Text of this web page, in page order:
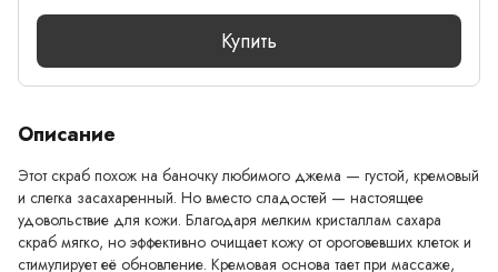
Купить
Описание
Этот скраб похож на баночку любимого джема — густой, кремовый
и слегка засахаренный. Но вместо сладостей — настоящее
удовольствие для кожи. Благодаря мелким кристаллам сахара
скраб мягко, но эффективно очищает кожу от ороговевших клеток и
стимулирует её обновление. Кремовая основа тает при массаже,